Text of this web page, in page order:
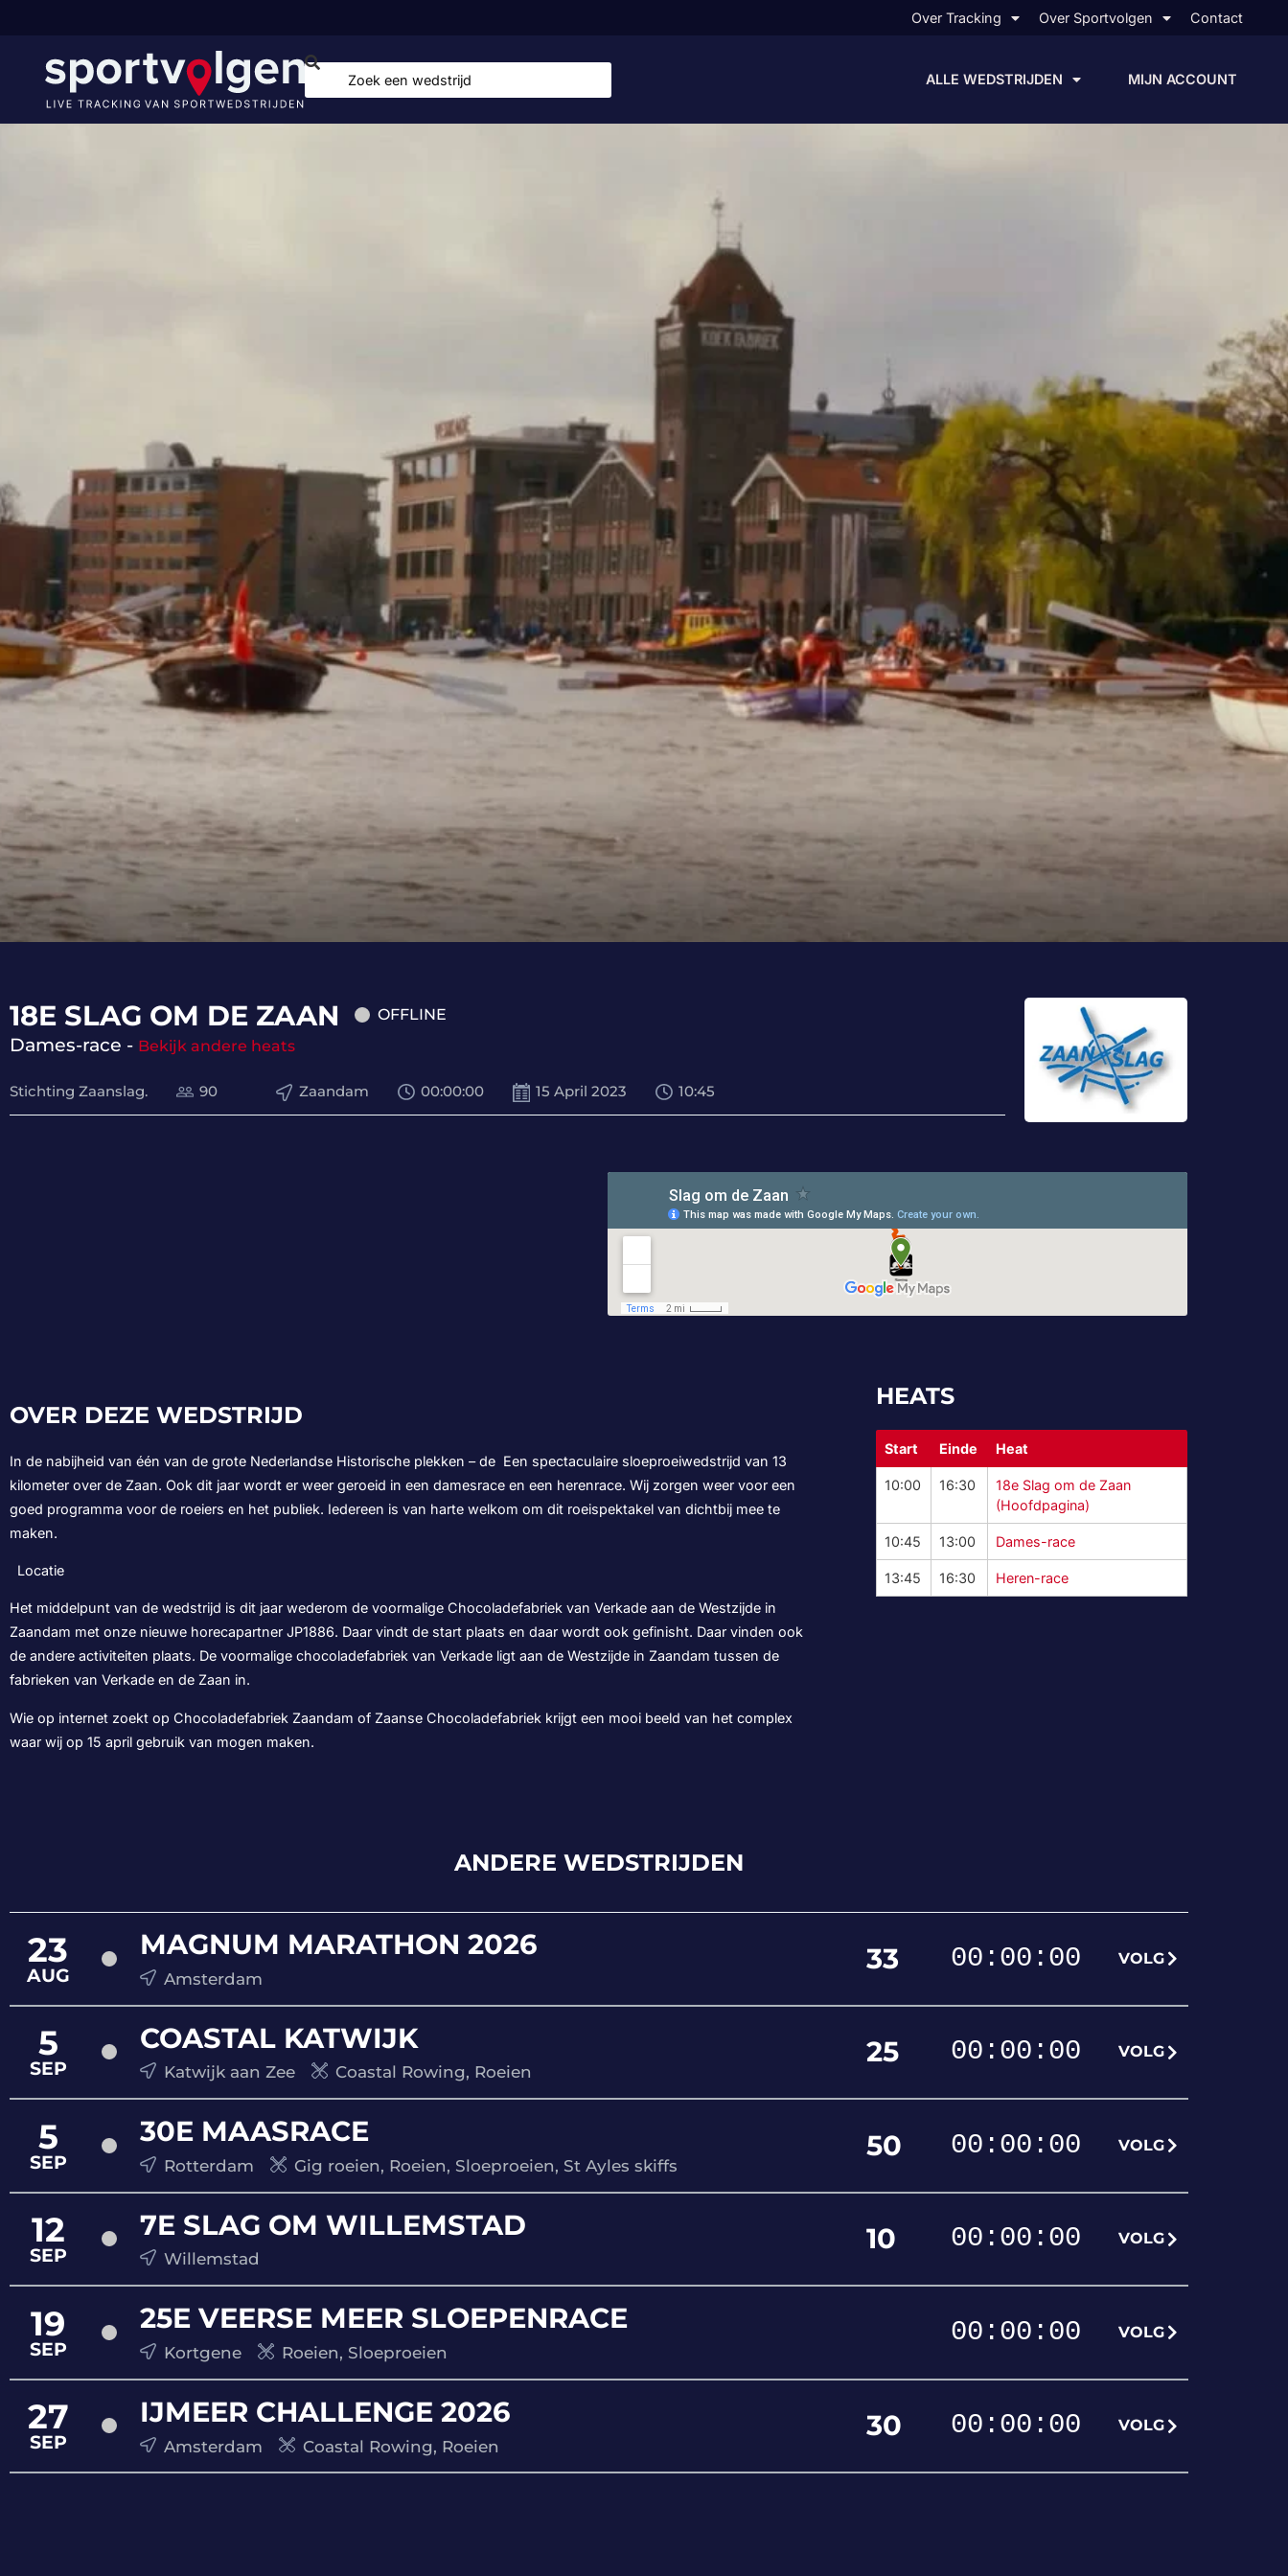
Over Tracking Over Sportvolgen Contact
ALLE WEDSTRIJDEN MIJN ACCOUNT
18E SLAG OM DE ZAAN OFFLINE
Dames-race - Bekijk andere heats
Stichting Zaanslag. 90 Zaandam 00:00:00 15 April 2023 10:45
OVER DEZE WEDSTRIJD
In de nabijheid van één van de grote Nederlandse Historische plekken – de Een spectaculaire sloeproeiwedstrijd van 13
kilometer over de Zaan. Ook dit jaar wordt er weer geroeid in een damesrace en een herenrace. Wij zorgen weer voor een
goed programma voor de roeiers en het publiek. Iedereen is van harte welkom om dit roeispektakel van dichtbij mee te
maken.
Locatie
Het middelpunt van de wedstrijd is dit jaar wederom de voormalige Chocoladefabriek van Verkade aan de Westzijde in
Zaandam met onze nieuwe horecapartner JP1886. Daar vindt de start plaats en daar wordt ook gefinisht. Daar vinden ook
de andere activiteiten plaats. De voormalige chocoladefabriek van Verkade ligt aan de Westzijde in Zaandam tussen de
fabrieken van Verkade en de Zaan in.
Wie op internet zoekt op Chocoladefabriek Zaandam of Zaanse Chocoladefabriek krijgt een mooi beeld van het complex
waar wij op 15 april gebruik van mogen maken.
HEATS
Start Einde Heat
10:00 16:30
18e Slag om de Zaan
(Hoofdpagina)
10:45 13:00 Dames-race
13:45 16:30 Heren-race
ANDERE WEDSTRIJDEN
23
AUG
MAGNUM MARATHON 2026
Amsterdam
33 00 : 00 : 00 VOLG
5
SEP
COASTAL KATWIJK
Katwijk aan Zee Coastal Rowing, Roeien
25 00 : 00 : 00 VOLG
5
SEP
30E MAASRACE
Rotterdam Gig roeien, Roeien, Sloeproeien, St Ayles skiffs
50 00 : 00 : 00 VOLG
12
SEP
7E SLAG OM WILLEMSTAD
Willemstad
10 00 : 00 : 00 VOLG
19
SEP
25E VEERSE MEER SLOEPENRACE
Kortgene Roeien, Sloeproeien
00 : 00 : 00 VOLG
27
SEP
IJMEER CHALLENGE 2026
Amsterdam Coastal Rowing, Roeien
30 00 : 00 : 00 VOLG